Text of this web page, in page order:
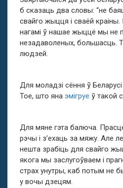
б сказаць два словы: “не
свайго жыцця і сваёй краіны.
нагамі ў нашае жыццё мы не
незадаволеных, большасць.
людзей.
Для моладзі сёння ў Беларусі
Тое, што яна эмігруе ў такой
Для мяне гэта балюча.
рэчы і з’ехаць за мяжу. Але
нешта зрабіць для свайго
якога мы заслугоўваем і
страх унутры, каб потым не
у вочы дзецям.